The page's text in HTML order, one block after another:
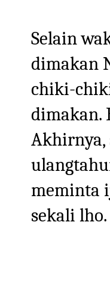
Selain
dimakan
chiki-
dimakan.
Akhirnya,
meminta
sekali